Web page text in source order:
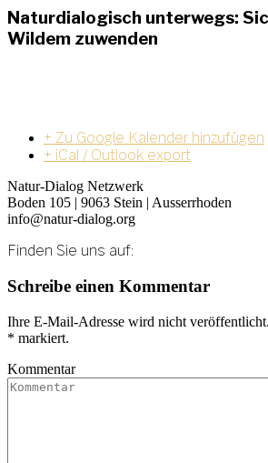
Naturdialogisch unterwegs:
Wildem zuwenden
+ Zu Google Kalender hinzufügen
+ iCal / Outlook export
Natur-Dialog Netzwerk
Boden 105 | 9063 Stein | Ausserrhoden
info@natur-dialog.org
Finden Sie uns auf:
Linkedin
page
opens
in
new
window
E-
Mail
page
opens
new
window
Schreibe einen Kommentar
Ihre E-Mail-Adresse wird nicht
* markiert.
Kommentar